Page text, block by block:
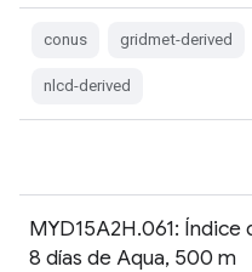
conus gridmet-derived
nlcd-derived
MYD15A2H.061: Índice
8 días de Aqua, 500 m